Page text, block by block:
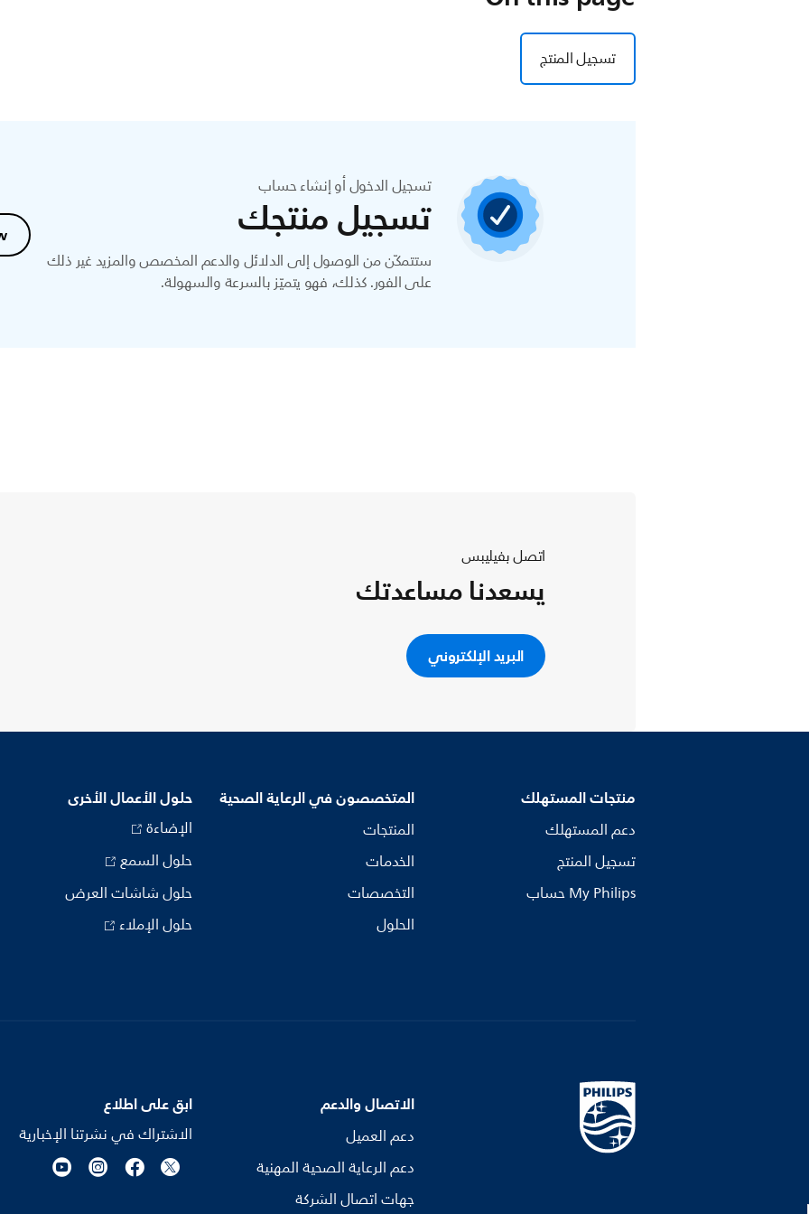
تسجيل المنتج
تسجيل الدخول أو إنشاء حساب
تسجيل منتجك
ستتمكّن من الوصول إلى الدلائل والدعم المخصص والمزيد غير ذلك
على الفور. كذلك، فهو يتميّز بالسرعة والسهولة.
اتصل بفيليبس
يسعدنا مساعدتك
البريد الإلكتروني
منتجات المستهلك
دعم المستهلك
تسجيل المنتج
My Philips حساب
المتخصصون في الرعاية الصحية
المنتجات
الخدمات
التخصصات
الحلول
حلول الأعمال الأخرى
الإضاءة
حلول السمع
حلول شاشات العرض
حلول الإملاء
الاتصال والدعم
دعم العميل
دعم الرعاية الصحية المهنية
جهات اتصال الشركة
ابق على اطلاع
الاشتراك في نشرتنا الإخبارية